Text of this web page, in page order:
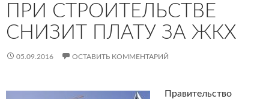
ПРИ СТРОИТЕЛЬСТВЕ
СНИЗИТ ПЛАТУ ЗА ЖКХ
05.09.2016 ОСТАВИТЬ КОММЕНТАРИЙ
Правительство